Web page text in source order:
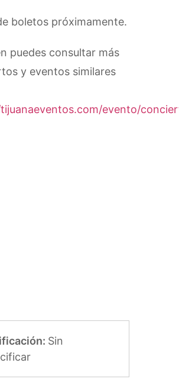
boletos próximamente.
puedes consultar más
y eventos similares
evento/
Sin